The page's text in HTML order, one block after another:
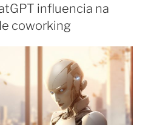
influencia na
coworking